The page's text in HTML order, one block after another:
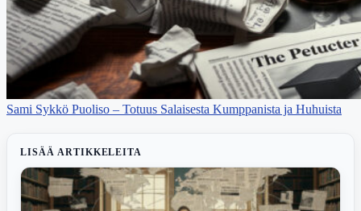
Sami Sykkö Puoliso – Totuus Salaisesta Kumppanista ja Huhuista
LISÄÄ ARTIKKELEITA